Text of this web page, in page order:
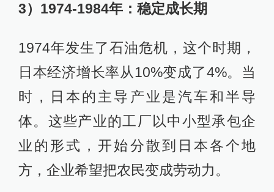
3）1974-1984年：稳定成长期
1974年发生了石油危机，这个时期，
日本经济增长率从10%变成了4%。当
时，日本的主导产业是汽车和半导
体。这些产业的工厂以中小型承包企
业的形式，开始分散到日本各个地
方，企业希望把农民变成劳动力。